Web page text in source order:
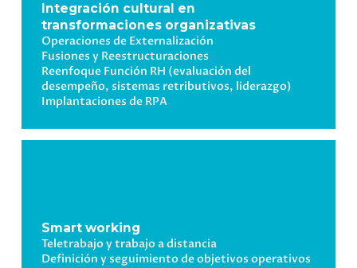
Integración cultural en
transformaciones organizativas
Operaciones de Externalización
Fusiones y Reestructuraciones
Reenfoque Función RH (evaluación del
desempeño, sistemas retributivos, liderazgo)
Implantaciones de RPA
Smart working
Teletrabajo y trabajo a distancia
Definición y seguimiento de objetivos operativos